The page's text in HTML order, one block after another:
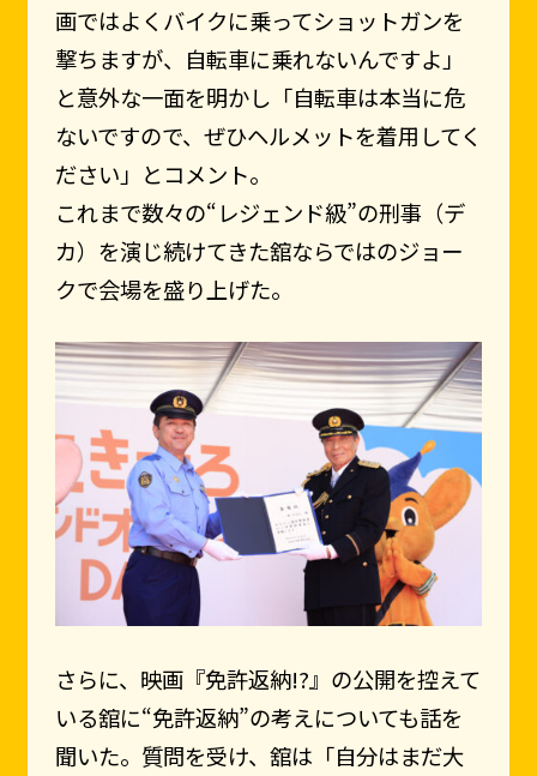
画ではよくバイクに乗ってショットガンを
撃ちますが、自転車に乗れないんですよ」
と意外な一面を明かし「自転車は本当に危
ないですので、ぜひヘルメットを着用してく
ださい」とコメント。
これまで数々の“レジェンド級”の刑事（デ
カ）を演じ続けてきた舘ならではのジョー
クで会場を盛り上げた。
さらに、映画『免許返納!?』の公開を控えて
いる舘に“免許返納”の考えについても話を
聞いた。質問を受け、舘は「自分はまだ大